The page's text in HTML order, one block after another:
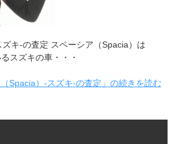
キ-の査定 スペーシア（Spacia）は
スズキの車・・・
（Spacia）-スズキ-の査定」の続きを読む